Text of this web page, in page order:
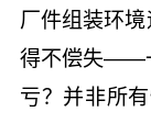
厂件组装环
得不偿失——
亏？并非所